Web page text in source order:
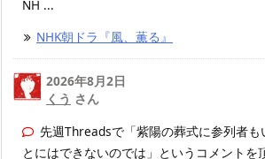
NH ...
NHK朝ドラ『風、薫る』
2026年8月2日
くう さん
先週Threadsで「紫陽の葬式に参列者も
とにはできないのでは」というコメントを